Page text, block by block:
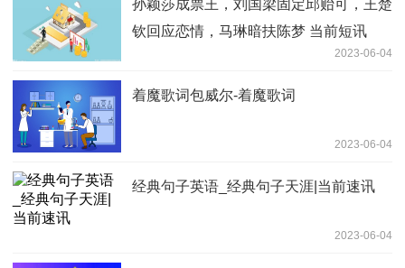
孙颖莎成票王，刘国梁固定邱贻可，王楚
钦回应恋情，马琳暗扶陈梦 当前短讯
2023-06-04
着魔歌词包威尔-着魔歌词
2023-06-04
经典句子英语_经典句子天涯|当前速讯
2023-06-04